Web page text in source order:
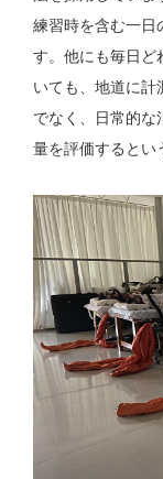
練習時を含む一日
す。他にも毎日ど
いても、地道に計
でなく、日常的な
量を評価するとい